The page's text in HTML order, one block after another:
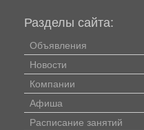
Разделы сайта:
Объявления
Новости
Компании
Афиша
Расписание занятий